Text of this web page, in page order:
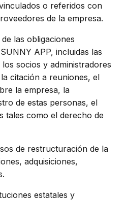
o referidos con
de la empresa.
las obligaciones
APP, incluidas las
socios y administradores
citación a reuniones, el
la empresa, la
de estas personas, el
tales como el derecho de
de restructuración de la
adquisiciones,
estatales y